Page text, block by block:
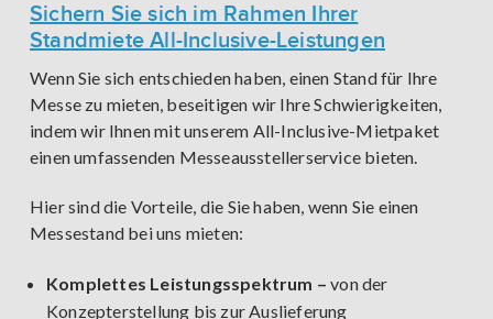
Sichern Sie sich im Rahmen Ihrer
Standmiete All-Inclusive-Leistungen
Wenn Sie sich entschieden haben, einen Stand für Ihre
Messe zu mieten, beseitigen wir Ihre Schwierigkeiten,
indem wir Ihnen mit unserem All-Inclusive-Mietpaket
einen umfassenden Messeausstellerservice bieten.
Hier sind die Vorteile, die Sie haben, wenn Sie einen
Messestand bei uns mieten:
Komplettes Leistungsspektrum – von der
Konzepterstellung bis zur Auslieferung